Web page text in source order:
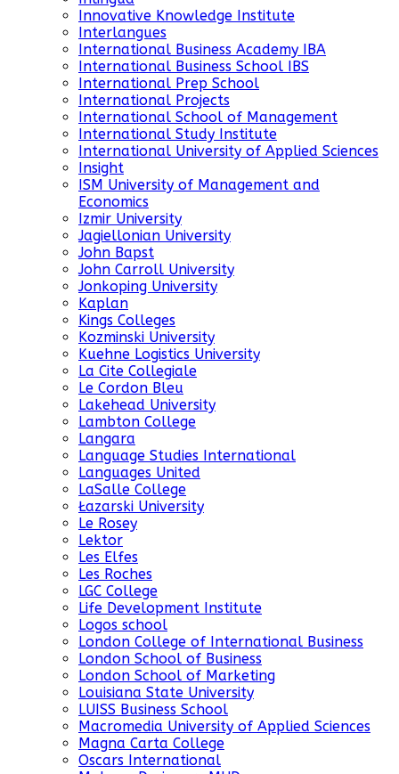
Innovative Knowledge Institute
Interlangues
International Business Academy IBA
International Business School IBS
International Prep School
International Projects
International School of Management
International Study Institute
International University of Applied Sciences
Insight
ISM University of Management and
Economics
Izmir University
Jagiellonian University
John Bapst
John Carroll University
Jonkoping University
Kaplan
Kings Colleges
Kozminski University
Kuehne Logistics University
La Cite Collegiale
Le Cordon Bleu
Lakehead University
Lambton College
Langara
Language Studies International
Languages United
LaSalle College
Łazarski University
Le Rosey
Lektor
Les Elfes
Les Roches
LGC College
Life Development Institute
Logos school
London College of International Business
London School of Business
London School of Marketing
Louisiana State University
LUISS Business School
Macromedia University of Applied Sciences
Magna Carta College
Oscars International